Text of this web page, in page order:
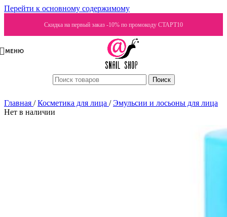
Перейти к основному содержимому
Скидка на первый заказ -10% по промокоду СТАРТ10
МЕНЮ
Поиск
Главная / Косметика для лица / Эмульсии и лосьоны для лица
Нет в наличии